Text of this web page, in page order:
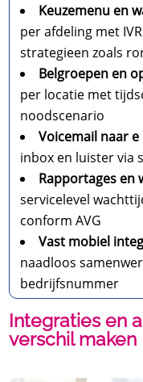
Keuzemenu en
per afdeling met
strategieen zoals
Belgroepen en
per locatie met
noodscenario
Voicemail naar e
inbox en luister via
Rapportages en
servicelevel
conform AVG
Vast mobiel
naadloos
bedrijfsnummer
Integraties en
verschil maken